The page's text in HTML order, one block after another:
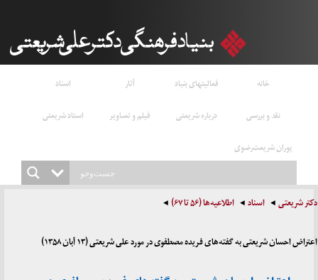
خانه فعالیتهای بنیاد آثار
اسناد
نقد و بررسی
درباره شریعتی فیلم و تصاویر
استاد شریعتی
پوران شریعت‌رضوی
دکتر شریعتی اسناد اطلاعیه‌ها (۵۶ تا ۶۷)
اعتراض احسان شریعتی به گفته‌های فریده مصطفوی در مورد علی شریعتی (۱۳ آبان ۱۳۵۸)